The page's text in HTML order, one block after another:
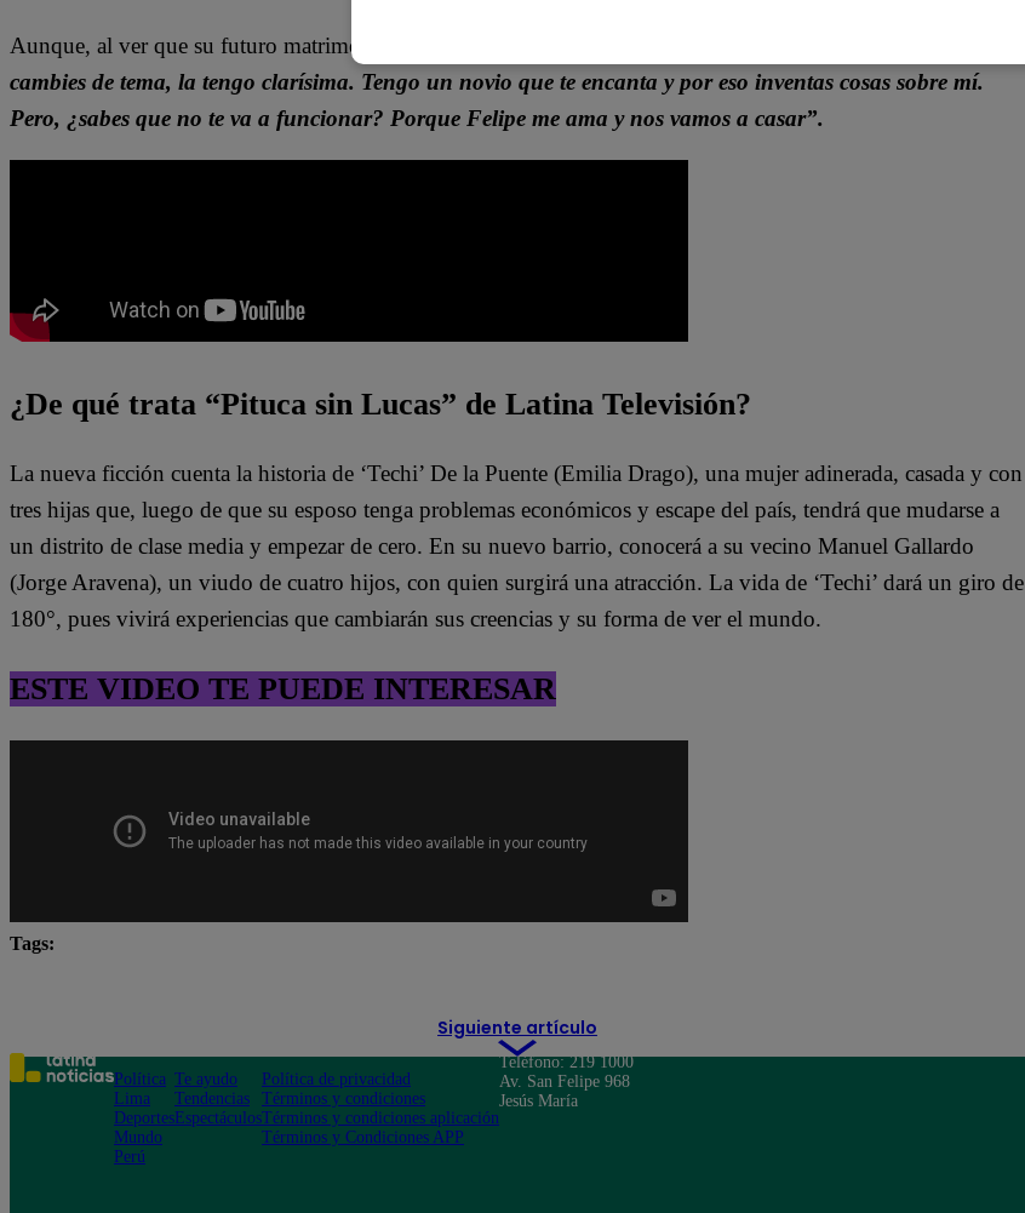
Aunque, al ver que su futuro matrimonio con Felipe estaría en peligro, María Gracia sentenció: “
cambies de tema, la tengo clarísima. Tengo un novio que te encanta y por eso inventas cosas sobre mí.
Pero, ¿sabes que no te va a funcionar? Porque Felipe me ama y nos vamos a casar”.
¿De qué trata “Pituca sin Lucas” de Latina Televisión?
La nueva ficción cuenta la historia de ‘Techi’ De la Puente (Emilia Drago), una mujer adinerada, casada y con
tres hijas que, luego de que su esposo tenga problemas económicos y escape del país, tendrá que mudarse a
un distrito de clase media y empezar de cero. En su nuevo barrio, conocerá a su vecino Manuel Gallardo
(Jorge Aravena), un viudo de cuatro hijos, con quien surgirá una atracción. La vida de ‘Techi’ dará un giro de
180°, pues vivirá experiencias que cambiarán sus creencias y su forma de ver el mundo.
ESTE VIDEO TE PUEDE INTERESAR
Tags:
Siguiente artículo
Política
Lima
Deportes
Mundo
Perú
Te ayudo
Tendencias
Espectáculos
Política de privacidad
Términos y condiciones
Términos y condiciones aplicación
Términos y Condiciones APP
Teléfono: 219 1000
Av. San Felipe 968
Jesús María